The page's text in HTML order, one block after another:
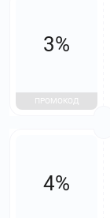
3%
ПРОМОКОД
4%